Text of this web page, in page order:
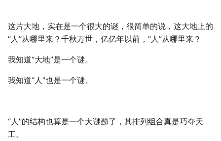
这片大地，实在是一个很大的谜，很简单的说，这大地上的
“人”从哪里来？千秋万世，亿亿年以前，“人”从哪里来？
我知道“大地”是一个谜。
我知道“人”也是一个谜。
“人”的结构也算是一个大谜题了，其排列组合真是巧夺天
工。